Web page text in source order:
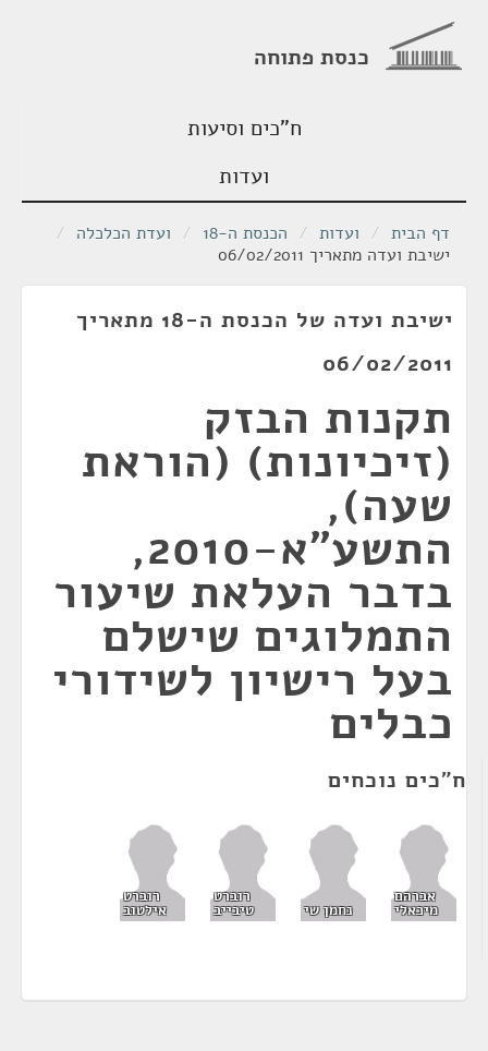
כנסת פתוחה
ח"כים וסיעות
ועדות
דף הבית / ועדות / הכנסת ה-18 / ועדת הכלכלה /
ישיבת ועדה מתאריך 06/02/2011
ישיבת ועדה של הכנסת ה-18 מתאריך
06/02/2011
תקנות הבזק
(זיכיונות) (הוראת
שעה),
התשע"א-2010,
בדבר העלאת שיעור
התמלוגים שישלם
בעל רישיון לשידורי
כבלים
ח"כים נוכחים
אברהם
מיכאלי נחמן שי
רוברט
טיבייב
רוברט
אילטוב